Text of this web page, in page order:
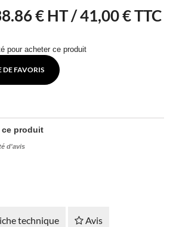
€ HT /41,00 € TTC
pour acheter ce produit
DE FAVORIS
ce produit
d'avis
technique Avis